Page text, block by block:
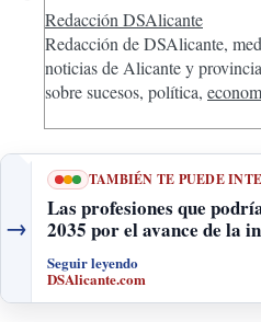
Redacción DSAlicante
Redacción de DSAlicante,
noticias de Alicante y
sobre sucesos, política,
→
TAMBIÉN TE PUEDE
Las profesiones que
2035 por el avance de la
Seguir leyendo
DSAlicante.com